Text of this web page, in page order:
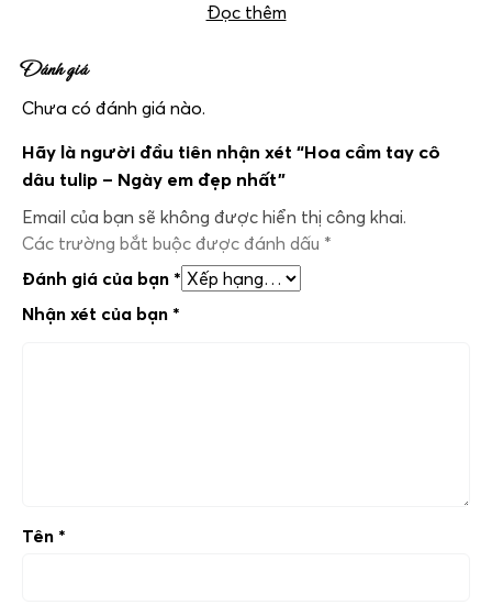
Đọc thêm
Đánh giá
Chưa có đánh giá nào.
Hãy là người đầu tiên nhận xét “Hoa cầm tay cô
dâu tulip – Ngày em đẹp nhất”
Email của bạn sẽ không được hiển thị công khai.
Các trường bắt buộc được đánh dấu *
Đánh giá của bạn *
Nhận xét của bạn *
Tên *